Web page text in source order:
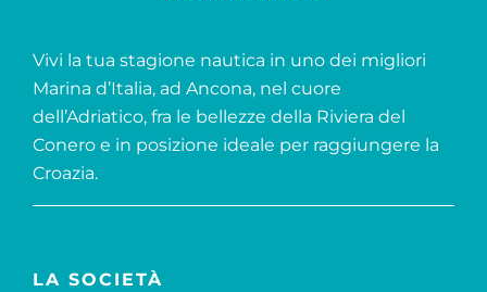
Vivi la tua stagione nautica in uno dei migliori
Marina d’Italia, ad Ancona, nel cuore
dell’Adriatico, fra le bellezze della Riviera del
Conero e in posizione ideale per raggiungere la
Croazia.
LA SOCIETÀ